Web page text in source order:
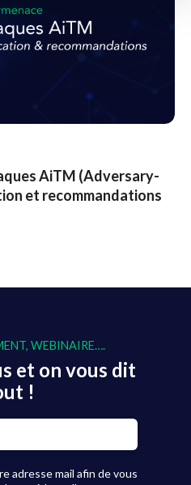
AiTM (Adversary-
et recommandations
WEBINAIRE….
et on vous dit
!
adresse mail afin de vous